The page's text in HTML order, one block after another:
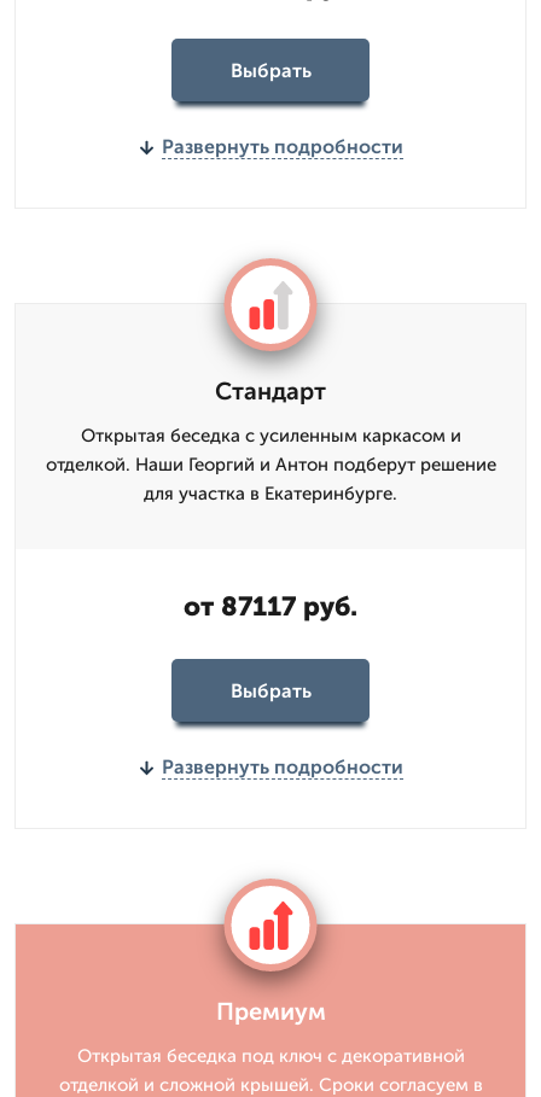
Выбрать
Развернуть подробности
Стандарт
Открытая беседка с усиленным каркасом и
отделкой. Наши Георгий и Антон подберут решение
для участка в Екатеринбурге.
от 87117 руб.
Выбрать
Развернуть подробности
Премиум
Открытая беседка под ключ с декоративной
отделкой и сложной крышей. Сроки согласуем в